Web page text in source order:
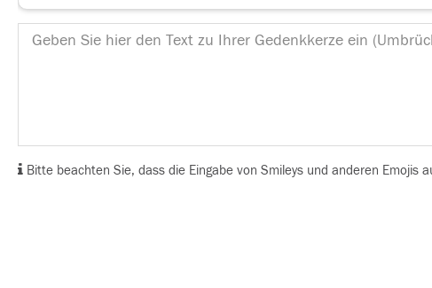
Bitte beachten Sie, dass die Eingabe von Smileys und anderen Emojis